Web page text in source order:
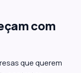
com
que querem